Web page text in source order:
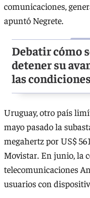
comunicaciones,
apuntó Negrete.
Debatir cómo
detener su
las condiciones
Uruguay, otro país
mayo pasado la
megahertz por US$
Movistar. En junio, la
telecomunicaciones
usuarios con